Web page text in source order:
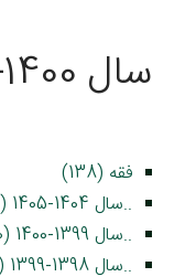
سال 1400-1401
فقه (138)
..سال 1404-1405 (0)
..سال 1399-1400 (0)
..سال 1398-1399 (0)